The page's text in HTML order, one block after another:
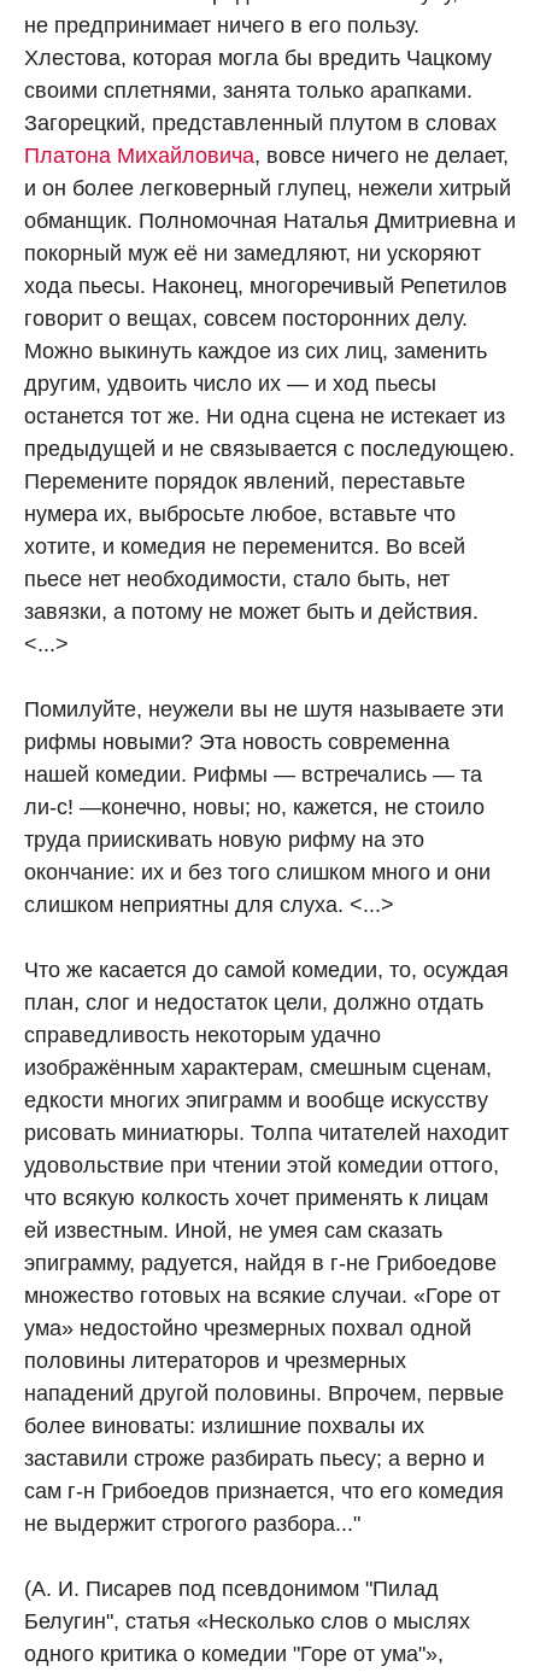
не предпринимает ничего в его пользу.
Хлестова, которая могла бы вредить Чацкому
своими сплетнями, занята только арапками.
Загорецкий, представленный плутом в словах
Платона Михайловича, вовсе ничего не делает,
и он более легковерный глупец, нежели хитрый
обманщик. Полномочная Наталья Дмитриевна и
покорный муж её ни замедляют, ни ускоряют
хода пьесы. Наконец, многоречивый Репетилов
говорит о вещах, совсем посторонних делу.
Можно выкинуть каждое из сих лиц, заменить
другим, удвоить число их — и ход пьесы
останется тот же. Ни одна сцена не истекает из
предыдущей и не связывается с последующею.
Перемените порядок явлений, переставьте
нумера их, выбросьте любое, вставьте что
хотите, и комедия не переменится. Во всей
пьесе нет необходимости, стало быть, нет
завязки, а потому не может быть и действия.
<...>
Помилуйте, неужели вы не шутя называете эти
рифмы новыми? Эта новость современна
нашей комедии. Рифмы — встречались — та
ли-с! —конечно, новы; но, кажется, не стоило
труда приискивать новую рифму на это
окончание: их и без того слишком много и они
слишком неприятны для слуха. <...>
Что же касается до самой комедии, то, осуждая
план, слог и недостаток цели, должно отдать
справедливость некоторым удачно
изображённым характерам, смешным сценам,
едкости многих эпиграмм и вообще искусству
рисовать миниатюры. Толпа читателей находит
удовольствие при чтении этой комедии оттого,
что всякую колкость хочет применять к лицам
ей известным. Иной, не умея сам сказать
эпиграмму, радуется, найдя в г-не Грибоедове
множество готовых на всякие случаи. «Горе от
ума» недостойно чрезмерных похвал одной
половины литераторов и чрезмерных
нападений другой половины. Впрочем, первые
более виноваты: излишние похвалы их
заставили строже разбирать пьесу; а верно и
сам г-н Грибоедов признается, что его комедия
не выдержит строгого разбора..."
(А. И. Писарев под псевдонимом "Пилад
Белугин", статья «Несколько слов о мыслях
одного критика о комедии "Горе от ума"»,